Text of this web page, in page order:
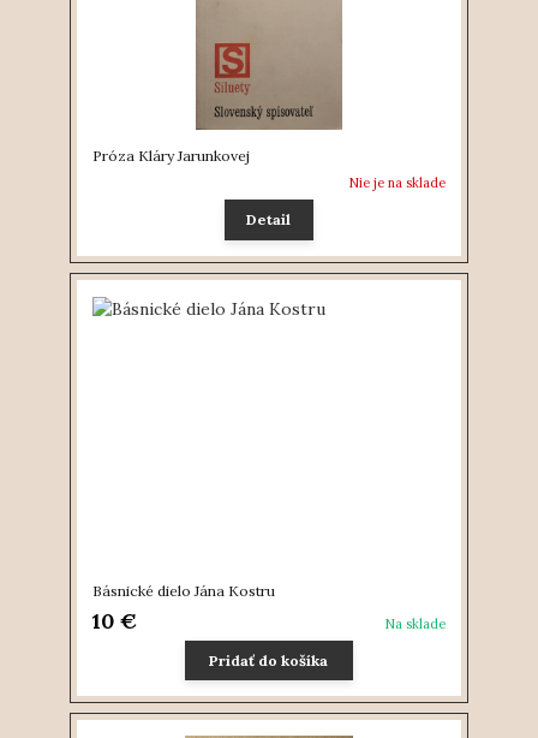
Próza Kláry Jarunkovej
Nie je na sklade
Detail
Básnické dielo Jána Kostru
10 € Na sklade
Pridať do košíka